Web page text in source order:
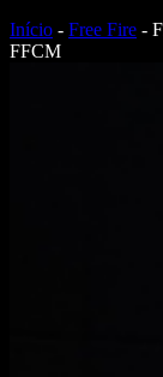
Início - Free Fire -
FFCM